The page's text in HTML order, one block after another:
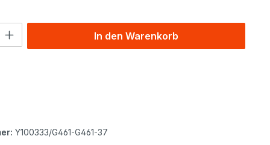
Gib den gewünschten Wert ein oder benutze die Schaltflächen
In den Warenkorb
Y100333/G461-G461-37